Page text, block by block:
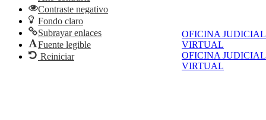
OFICINA JUDICIAL
VIRTUAL
OFICINA JUDICIAL
VIRTUAL
Contraste negativo
Fondo claro
Subrayar enlaces
Fuente legible
Reiniciar